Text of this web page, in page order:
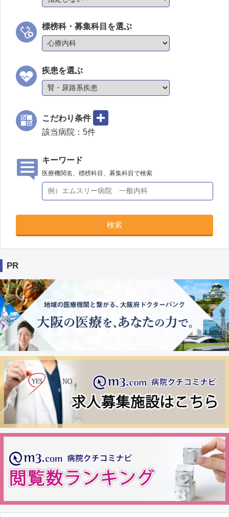
標榜科・募集科目を選ぶ
疾患を選ぶ
こだわり条件
該当病院： 5件
キーワード
医療機関名、標榜科目、募集科目で検索
検索
PR